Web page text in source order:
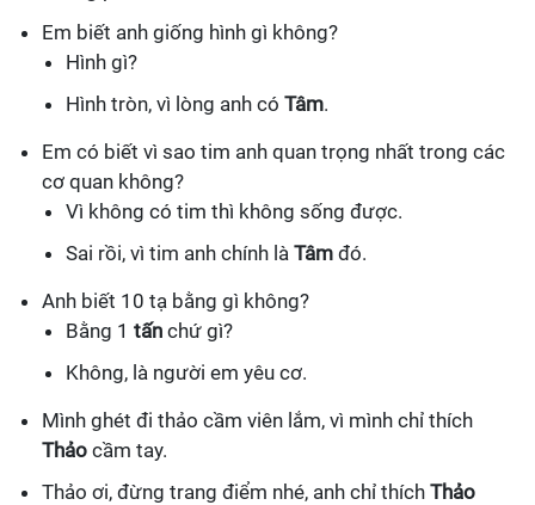
Em biết anh giống hình gì không?
Hình gì?
Hình tròn, vì lòng anh có Tâm.
Em có biết vì sao tim anh quan trọng nhất trong các
cơ quan không?
Vì không có tim thì không sống được.
Sai rồi, vì tim anh chính là Tâm đó.
Anh biết 10 tạ bằng gì không?
Bằng 1 tấn chứ gì?
Không, là người em yêu cơ.
Mình ghét đi thảo cầm viên lắm, vì mình chỉ thích
Thảo cầm tay.
Thảo ơi, đừng trang điểm nhé, anh chỉ thích Thảo